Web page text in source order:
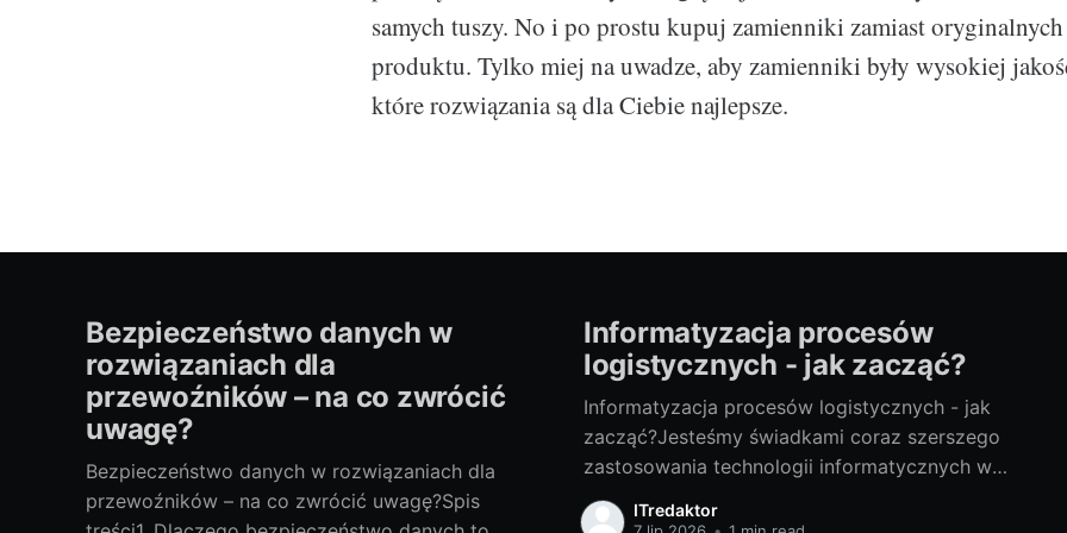
samych tuszy. No i po prostu kupuj zamienniki zamiast
produktu. Tylko miej na uwadze, aby zamienniki były wysokiej
które rozwiązania są dla Ciebie najlepsze.
Bezpieczeństwo danych w
rozwiązaniach dla
przewoźników – na co zwrócić
uwagę?
Bezpieczeństwo danych w rozwiązaniach dla
przewoźników – na co zwrócić uwagę?Spis
Informatyzacja procesów
logistycznych - jak zacząć?
Informatyzacja procesów logistycznych - jak
zacząć?Jesteśmy świadkami coraz szerszego
zastosowania technologii informatycznych we
wszystkich obszarach gospodarki. Jednym z
tych obszarów, który dzięki technologii IT
ITredaktor